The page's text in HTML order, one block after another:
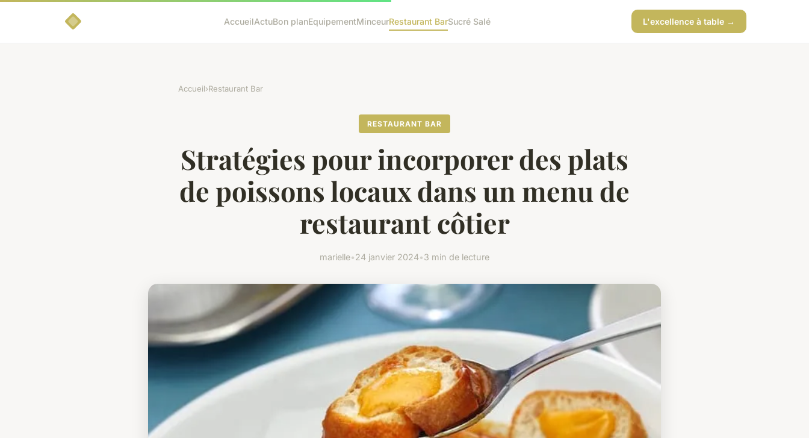
AccueilActuBon planEquipementMinceurRestaurant BarSucré Salé L'excellence à table →
Accueil›Restaurant Bar
RESTAURANT BAR
Stratégies pour incorporer des plats
de poissons locaux dans un menu de
restaurant côtier
marielle•24 janvier 2024•3 min de lecture